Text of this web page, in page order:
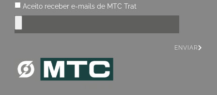
Aceito receber e-mails de MTC Trat
ENVIAR